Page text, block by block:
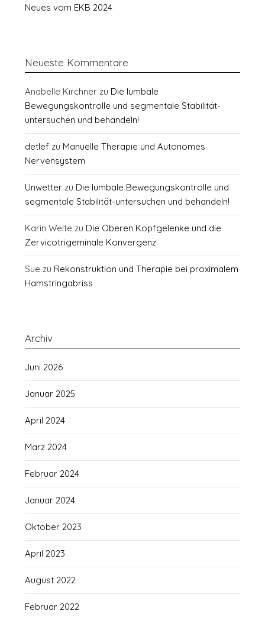
Neues vom EKB 2024
Neueste Kommentare
Anabelle Kirchner zu Die lumbale
Bewegungskontrolle und segmentale Stabilität-
untersuchen und behandeln!
detlef zu Manuelle Therapie und Autonomes
Nervensystem
Unwetter zu Die lumbale Bewegungskontrolle und
segmentale Stabilität-untersuchen und behandeln!
Karin Welte zu Die Oberen Kopfgelenke und die
Zervicotrigeminale Konvergenz
Sue zu Rekonstruktion und Therapie bei proximalem
Hamstringabriss
Archiv
Juni 2026
Januar 2025
April 2024
März 2024
Februar 2024
Januar 2024
Oktober 2023
April 2023
August 2022
Februar 2022